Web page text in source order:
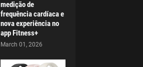
medição de
frequência cardíaca e
nova experiência no
app Fitness+
March 01, 2026